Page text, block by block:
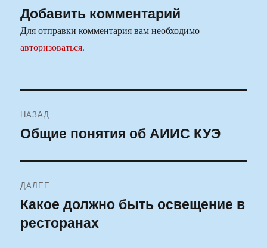
Добавить комментарий
Для отправки комментария вам необходимо
авторизоваться.
по
НАЗАД
Предыдущая
Общие понятия об АИИС КУЭ
ДАЛЕЕ
Следующая
запись:
Какое должно быть освещение в
ресторанах